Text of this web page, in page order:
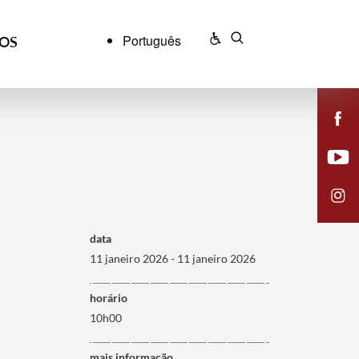
Português
data
11 janeiro 2026 - 11 janeiro 2026
horário
10h00